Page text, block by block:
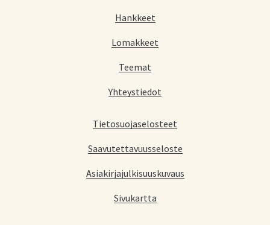
Hankkeet
Lomakkeet
Teemat
Yhteystiedot
Tietosuojaselosteet
Saavutettavuusseloste
Asiakirjajulkisuuskuvaus
Sivukartta